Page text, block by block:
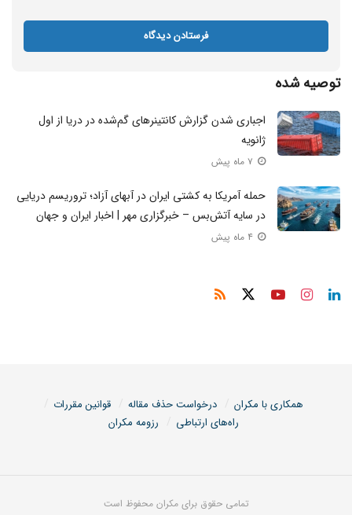
توصیه شده
اجباری شدن گزارش کانتینر‌های گم‌شده در دریا از اول
ژانویه
حمله آمریکا به کشتی ایران در آبهای آزاد؛ تروریسم دریایی
در سایه آتش‌بس – خبرگزاری مهر | اخبار ایران و جهان
همکاری با مکران درخواست حذف مقاله
قوانین مقررات
راه‌های ارتباطی
رزومه مکران
تمامی حقوق برای مکران محفوظ است